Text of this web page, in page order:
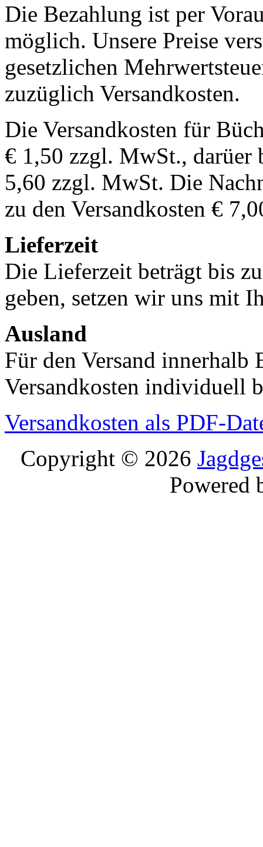
Die Bezahlung ist per
möglich. Unsere Preise
gesetzlichen
zuzüglich Versandkosten.
Die Versandkosten für
€ 1,50 zzgl. MwSt., darüer
5,60 zzgl. MwSt. Die
zu den Versandkosten €
Lieferzeit
Die Lieferzeit beträgt bis
geben, setzen wir uns mit
Ausland
Für den Versand innerhalb
Versandkosten individuell
Versandkosten als PDF-
Copyright © 2026
Powered